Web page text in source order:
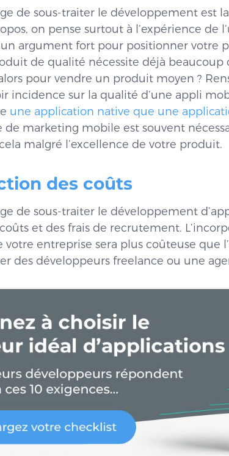
de sous-traiter le développement est
on pense surtout à l’expérience de
un argument fort pour positionner votre
de qualité nécessite déjà beaucoup
pour vendre un produit moyen ?
incidence sur la qualité d’une appli
une application native que une
de marketing mobile est souvent
malgré l’excellence de votre produit.
des coûts
de sous-traiter le développement
et des frais de recrutement.
entreprise sera plus coûteuse que
des développeurs freelance ou une